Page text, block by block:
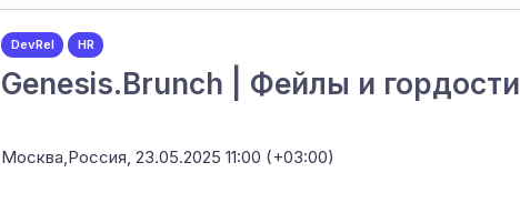
DevRel HR
Genesis.Brunch | Фейлы и гордости
Москва,Россия,23.05.2025 11:00 (+03:00)